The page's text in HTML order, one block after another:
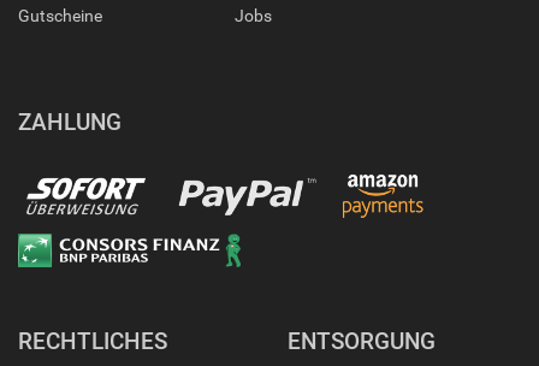
Gutscheine Jobs
ZAHLUNG
RECHTLICHES ENTSORGUNG